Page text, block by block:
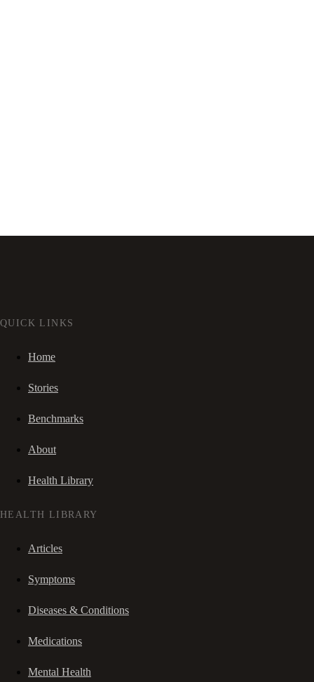
QUICK LINKS
Home
Stories
Benchmarks
About
Health Library
HEALTH LIBRARY
Articles
Symptoms
Diseases & Conditions
Medications
Mental Health